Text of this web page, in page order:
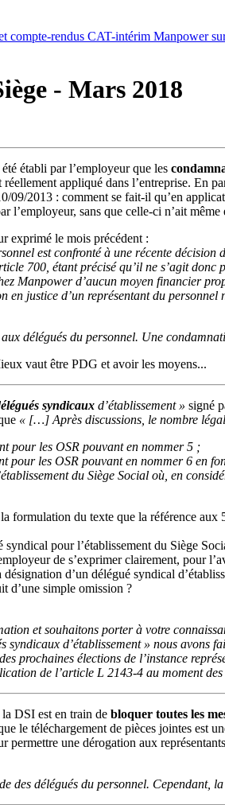
compte-rendus CAT-intérim Manpower
- Mars 2018
établi par l’employeur que les
appliqué dans l’entreprise. En
2013 : comment se fait-il qu’en
l’employeur, sans que celle-ci n’ait
exprimé le mois précédent :
est confronté à une récente
700, étant précisé qu’il ne s’agit donc
Manpower d’aucun moyen financier
en justice d’un représentant du
délégués du personnel. Une
vaut être PDG et avoir les moyens...
syndicaux d’établissement » signé
« […] Après discussions, le nombre
pour les OSR pouvant en nommer 5 ;
pour les OSR pouvant en nommer 6 en
du Siège Social où, en
formulation du texte que la référence
pour l’établissement du Siège
de s’exprimer clairement, pour
d’un délégué syndical
d’une simple omission ?
et souhaitons porter à votre
syndicaux d’établissement » nous avons
prochaines élections de l’instance
de l’article L 2143-4 au moment
DSI est en train de bloquer toutes les
le téléchargement de pièces jointes est
permettre une dérogation aux
des délégués du personnel. Cependant,